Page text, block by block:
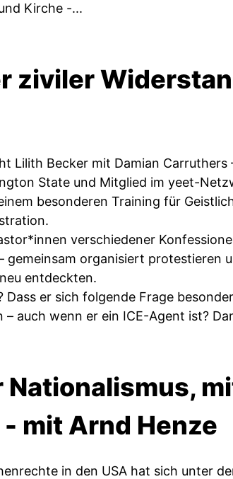
Kirche -...
ziviler
Lilith Becker mit Damian
State und Mitglied im yeet-
besonderen Training für
verschiedener
gemeinsam organisiert protestieren
entdeckten.
Dass er sich folgende Frage
– auch wenn er ein ICE-Agent ist?
mit Arnd Henze
in den USA hat sich unter